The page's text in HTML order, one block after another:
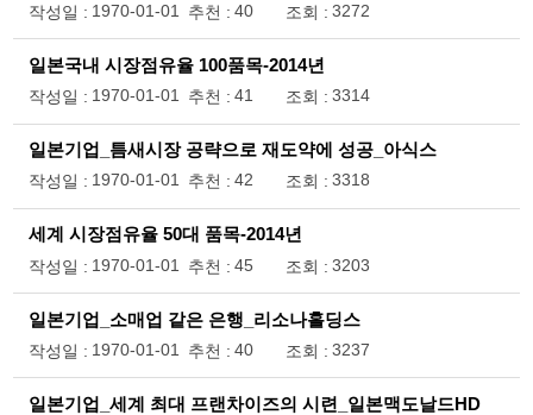
작성일 : 1970-01-01 추천 : 40 조회 : 3272
일본국내 시장점유율 100품목-2014년
작성일 : 1970-01-01 추천 : 41 조회 : 3314
일본기업_틈새시장 공략으로 재도약에 성공_아식스
작성일 : 1970-01-01 추천 : 42 조회 : 3318
세계 시장점유율 50대 품목-2014년
작성일 : 1970-01-01 추천 : 45 조회 : 3203
일본기업_소매업 같은 은행_리소나홀딩스
작성일 : 1970-01-01 추천 : 40 조회 : 3237
일본기업_세계 최대 프랜차이즈의 시련_일본맥도날드HD